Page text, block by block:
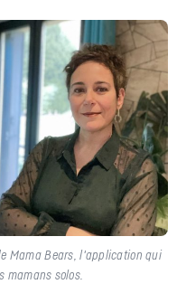
Mama Bears, l'application qui
mamans solos.